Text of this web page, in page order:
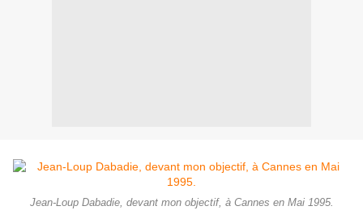
Jean-Loup Dabadie, devant mon objectif, à Cannes en Mai 1995.